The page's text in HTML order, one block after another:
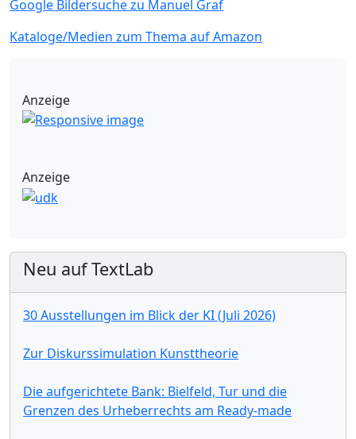
Google Bildersuche zu Manuel Graf
Kataloge/Medien zum Thema auf Amazon
Anzeige
Anzeige
Neu auf TextLab
30 Ausstellungen im Blick der KI (Juli 2026)
Zur Diskurssimulation Kunsttheorie
Die aufgerichtete Bank: Bielfeld, Tur und die
Grenzen des Urheberrechts am Ready-made